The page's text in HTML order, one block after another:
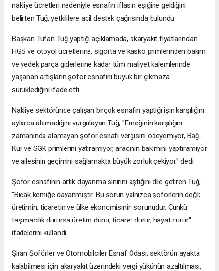
nakliye ücretleri nedeniyle esnafın iflasın eşiğine geldiğini
belirten Tuğ, yetkililere acil destek çağrısında bulundu.
Başkan Tufan Tuğ yaptığı açıklamada, akaryakıt fiyatlarından
HGS ve otoyol ücretlerine, sigorta ve kasko primlerinden bakım
ve yedek parça giderlerine kadar tüm maliyet kalemlerinde
yaşanan artışların şoför esnafını büyük bir çıkmaza
sürüklediğini ifade etti.
Nakliye sektöründe çalışan birçok esnafın yaptığı işin karşılığını
aylarca alamadığını vurgulayan Tuğ, "Emeğinin karşılığını
zamanında alamayan şoför esnafı vergisini ödeyemiyor, Bağ-
Kur ve SGK primlerini yatıramıyor, aracının bakımını yaptıramıyor
ve ailesinin geçimini sağlamakta büyük zorluk çekiyor." dedi.
Şoför esnafının artık dayanma sınırını aştığını dile getiren Tuğ,
"Bıçak kemiğe dayanmıştır. Bu sorun yalnızca şoförlerin değil;
üretimin, ticaretin ve ülke ekonomisinin sorunudur. Çünkü
taşımacılık durursa üretim durur, ticaret durur, hayat durur."
ifadelerini kullandı.
Şiran Şoförler ve Otomobilciler Esnaf Odası, sektörün ayakta
kalabilmesi için akaryakıt üzerindeki vergi yükünün azaltılması,